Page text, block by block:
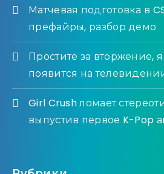
Матчевая подготовка в
префайры, разбор демо
Простите за вторжение,
появится на
Girl Crush ломает
выпустив первое K-Pop